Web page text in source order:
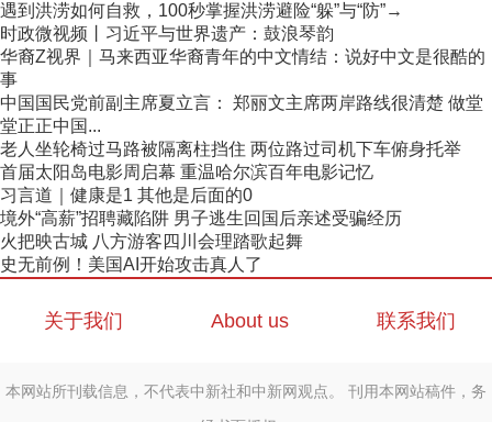
遇到洪涝如何自救，100秒掌握洪涝避险“躲”与“防”→
时政微视频丨习近平与世界遗产：鼓浪琴韵
华裔Z视界｜马来西亚华裔青年的中文情结：说好中文是很酷的
事
中国国民党前副主席夏立言： 郑丽文主席两岸路线很清楚 做堂
堂正正中国...
老人坐轮椅过马路被隔离柱挡住 两位路过司机下车俯身托举
首届太阳岛电影周启幕 重温哈尔滨百年电影记忆
习言道｜健康是1 其他是后面的0
境外“高薪”招聘藏陷阱 男子逃生回国后亲述受骗经历
火把映古城 八方游客四川会理踏歌起舞
史无前例！美国AI开始攻击真人了
关于我们 About us 联系我们
本网站所刊载信息，不代表中新社和中新网观点。 刊用本网站稿件，务